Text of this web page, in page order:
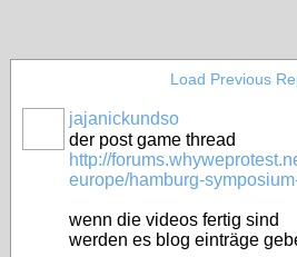
Load Previous
jajanickundso
der post game thread
http://
europe/hamburg-
wenn die videos fertig sind
werden es blog einträge